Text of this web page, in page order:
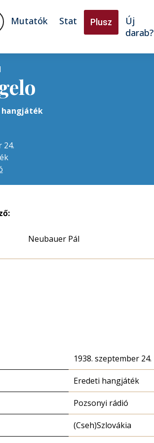
Mutatók Stat Plusz
Új
darab?
hangjáték
24.
Neubauer Pál
1938. szeptember 24.
Eredeti hangjáték
Pozsonyi rádió
(Cseh)Szlovákia